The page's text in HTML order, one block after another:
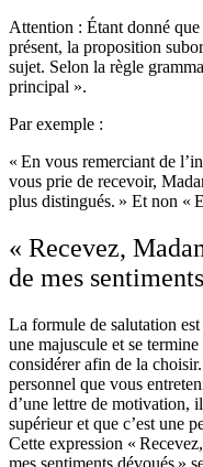
Attention : Étant donné
présent, la proposition
sujet. Selon la règle
principal ».
Par exemple :
« En vous remerciant de
vous prie de recevoir,
plus distingués. » Et non «
« Recevez,
de mes
La formule de salutation
une majuscule et se
considérer afin de la
personnel que vous
d’une lettre de motivation,
supérieur et que c’est une
Cette expression «
mes sentiments dévoués »